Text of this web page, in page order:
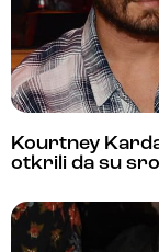
Kourtney
otkrili da su